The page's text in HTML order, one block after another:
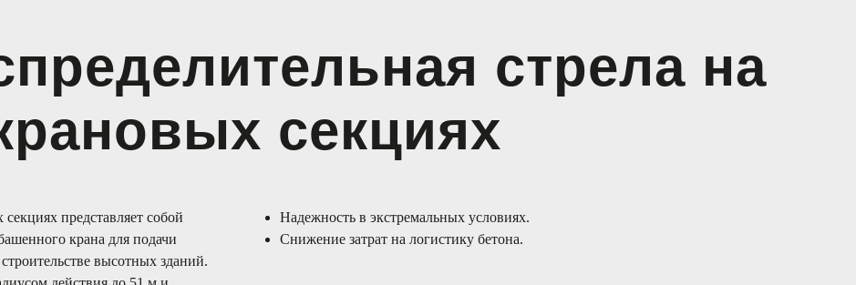
стрела на
секциях
представляет собой
крана для подачи
высотных зданий.
Надежность в экстремальных условиях.
Снижение затрат на логистику бетона.